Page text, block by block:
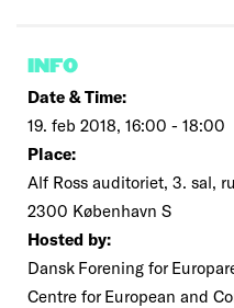
INFO
Date & Time:
19. feb 2018, 16:00 - 18:00
Place:
Alf Ross auditoriet, 3. sal,
2300 København S
Hosted by:
Dansk Forening for
Centre for European and